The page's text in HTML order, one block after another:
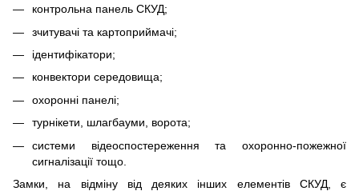
контрольна панель СКУД;
зчитувачі та картоприймачі;
ідентифікатори;
конвектори середовища;
охоронні панелі;
турнікети, шлагбауми, ворота;
системи відеоспостереження та охоронно-пожежної
сигналізації тощо.
Замки, на відміну від деяких інших елементів СКУД, є